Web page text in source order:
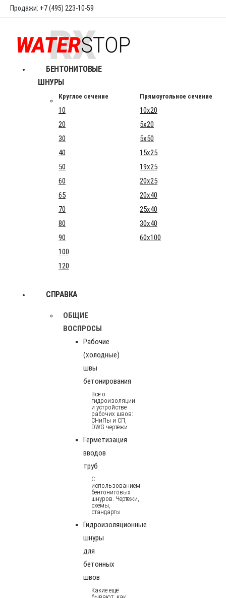
Продажи: +7 (495) 223-10-59
БЕНТОНИТОВЫЕ
ШНУРЫ
Круглое сечение Прямоугольное сечение
10
10x20
20
5x20
30
5x50
40
15x25
50
19x25
60
20x25
65
20x40
70
25x40
80
30x40
90
60x100
100
120
СПРАВКА
ОБЩИЕ
ВОСПРОСЫ
Рабочие
(холодные)
швы
бетонирования
Всё о
гидроизоляции
и устройстве
рабочих швов:
СНиПы и СП,
DWG чертежи
Герметизация
вводов
труб
С
использованием
бентонитовых
шнуров. Чертежи,
схемы,
стандарты
Гидроизоляционные
шнуры
для
бетонных
швов
Какие ещё